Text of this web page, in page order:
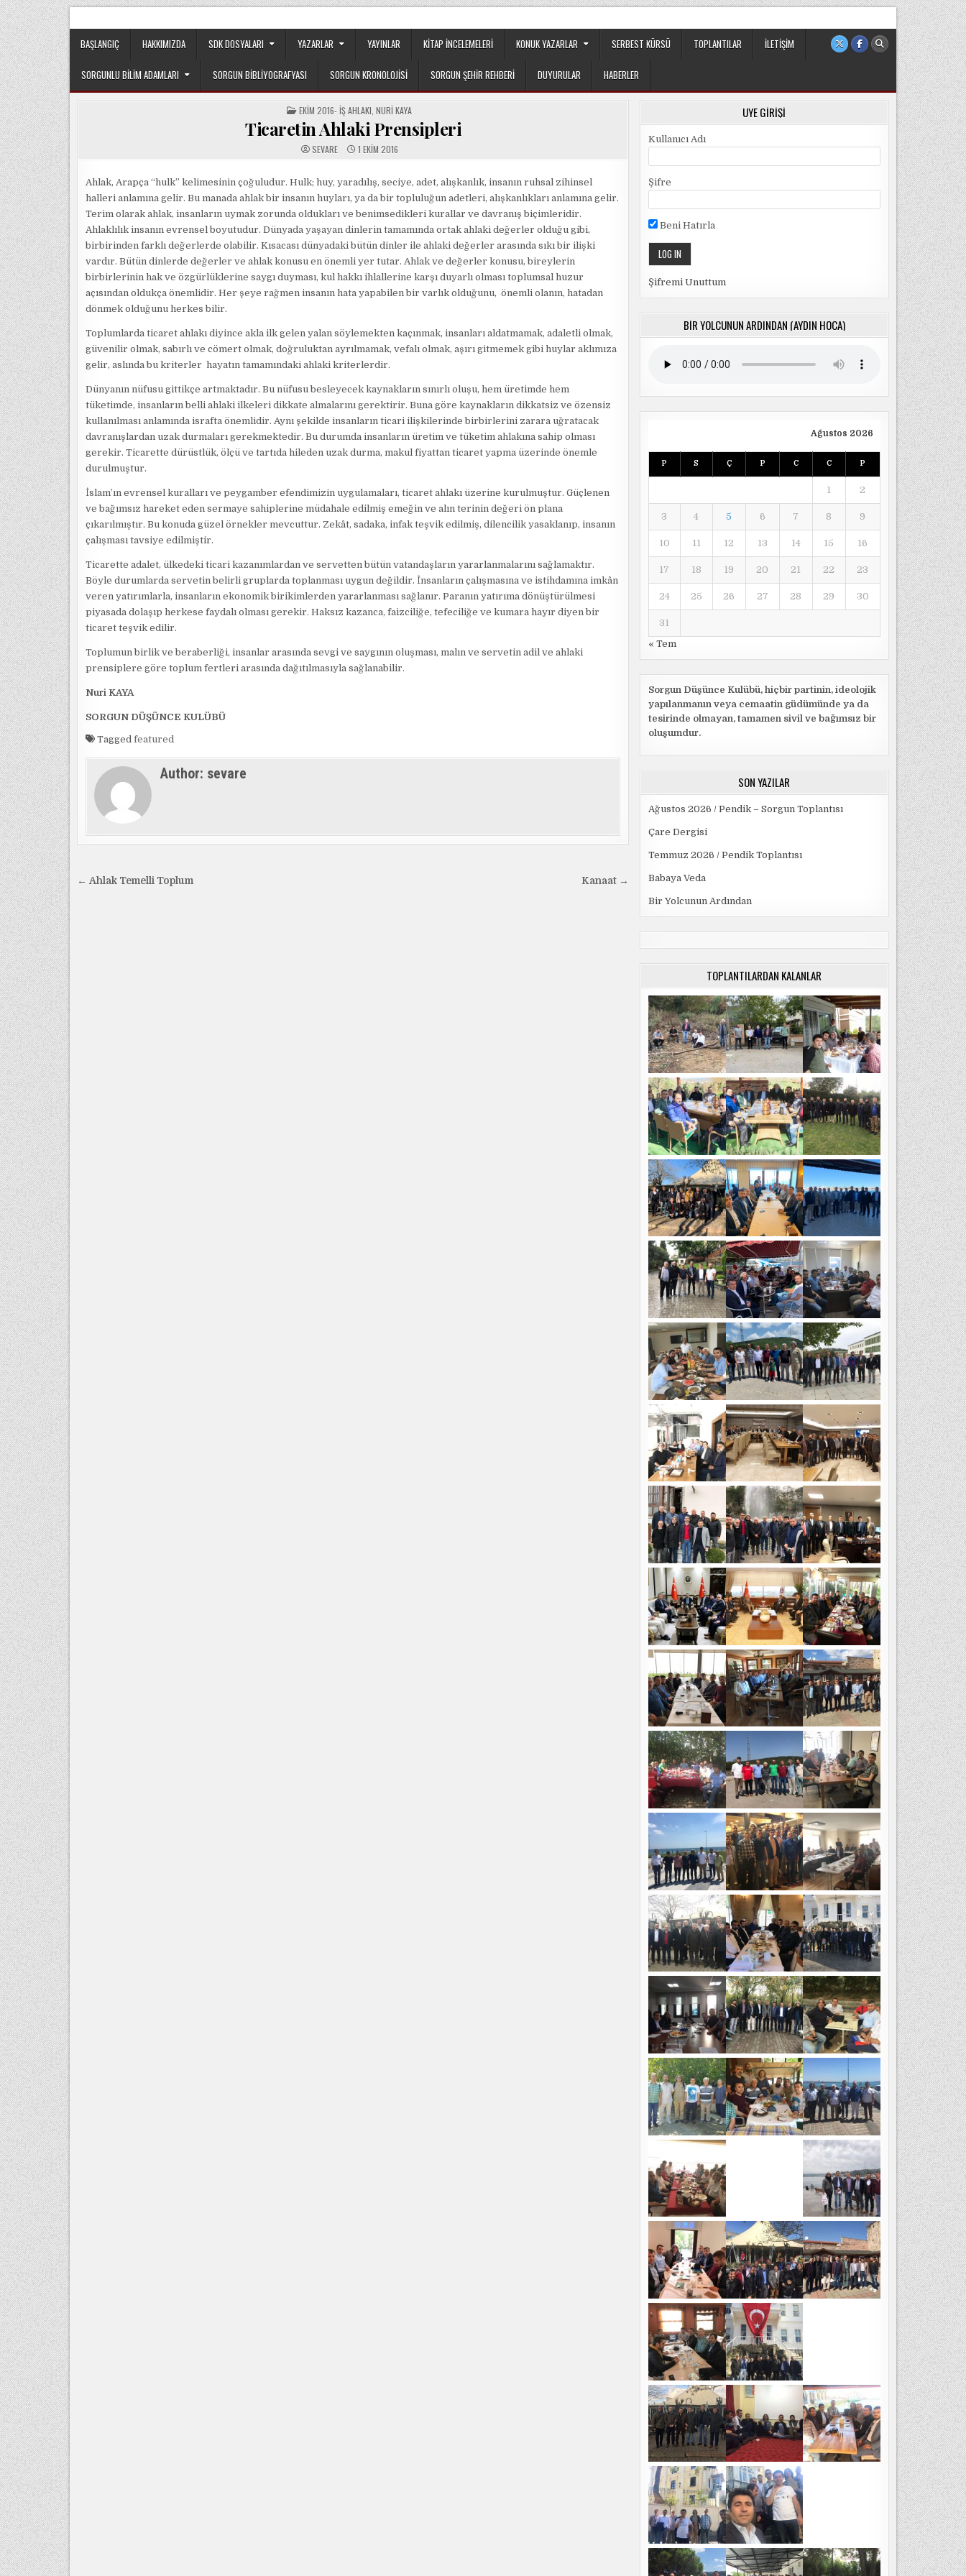
Skip
to
content
BAŞLANGIÇ HAKKIMIZDA SDK DOSYALARI YAZARLAR YAYINLAR KITAP İNCELEMELERI KONUK YAZARLAR SERBEST KÜRSÜ TOPLANTILAR İLETIŞIM
SORGUNLU BILIM ADAMLARI SORGUN BIBLIYOGRAFYASI SORGUN KRONOLOJISI SORGUN ŞEHIR REHBERI DUYURULAR HABERLER
POSTED
IN
EKIM 2016- İŞ AHLAKI ,NURI KAYA
Ticaretin Ahlaki Prensipleri
SEVARE 1 EKIM 2016
Ahlak, Arapça “hulk” kelimesinin çoğuludur. Hulk; huy, yaradılış, seciye, adet, alışkanlık, insanın ruhsal zihinsel
halleri anlamına gelir. Bu manada ahlak bir insanın huyları, ya da bir topluluğun adetleri, alışkanlıkları anlamına gelir.
Terim olarak ahlak, insanların uymak zorunda oldukları ve benimsedikleri kurallar ve davranış biçimleridir.
Ahlaklılık insanın evrensel boyutudur. Dünyada yaşayan dinlerin tamamında ortak ahlaki değerler olduğu gibi,
birbirinden farklı değerlerde olabilir. Kısacası dünyadaki bütün dinler ile ahlaki değerler arasında sıkı bir ilişki
vardır. Bütün dinlerde değerler ve ahlak konusu en önemli yer tutar. Ahlak ve değerler konusu, bireylerin
birbirlerinin hak ve özgürlüklerine saygı duyması, kul hakkı ihlallerine karşı duyarlı olması toplumsal huzur
açısından oldukça önemlidir. Her şeye rağmen insanın hata yapabilen bir varlık olduğunu, önemli olanın, hatadan
dönmek olduğunu herkes bilir.
Toplumlarda ticaret ahlakı diyince akla ilk gelen yalan söylemekten kaçınmak, insanları aldatmamak, adaletli olmak,
güvenilir olmak, sabırlı ve cömert olmak, doğruluktan ayrılmamak, vefalı olmak, aşırı gitmemek gibi huylar aklımıza
gelir, aslında bu kriterler hayatın tamamındaki ahlaki kriterlerdir.
Dünyanın nüfusu gittikçe artmaktadır. Bu nüfusu besleyecek kaynakların sınırlı oluşu, hem üretimde hem
tüketimde, insanların belli ahlaki ilkeleri dikkate almalarını gerektirir. Buna göre kaynakların dikkatsiz ve özensiz
kullanılması anlamında israfta önemlidir. Aynı şekilde insanların ticari ilişkilerinde birbirlerini zarara uğratacak
davranışlardan uzak durmaları gerekmektedir. Bu durumda insanların üretim ve tüketim ahlakına sahip olması
gerekir. Ticarette dürüstlük, ölçü ve tartıda hileden uzak durma, makul fiyattan ticaret yapma üzerinde önemle
durulmuştur.
İslam’ın evrensel kuralları ve peygamber efendimizin uygulamaları, ticaret ahlakı üzerine kurulmuştur. Güçlenen
ve bağımsız hareket eden sermaye sahiplerine müdahale edilmiş emeğin ve alın terinin değeri ön plana
çıkarılmıştır. Bu konuda güzel örnekler mevcuttur. Zekât, sadaka, infak teşvik edilmiş, dilencilik yasaklanıp, insanın
çalışması tavsiye edilmiştir.
Ticarette adalet, ülkedeki ticari kazanımlardan ve servetten bütün vatandaşların yararlanmalarını sağlamaktır.
Böyle durumlarda servetin belirli gruplarda toplanması uygun değildir. İnsanların çalışmasına ve istihdamına imkân
veren yatırımlarla, insanların ekonomik birikimlerden yararlanması sağlanır. Paranın yatırıma dönüştürülmesi
piyasada dolaşıp herkese faydalı olması gerekir. Haksız kazanca, faizciliğe, tefeciliğe ve kumara hayır diyen bir
ticaret teşvik edilir.
Toplumun birlik ve beraberliği, insanlar arasında sevgi ve saygının oluşması, malın ve servetin adil ve ahlaki
prensiplere göre toplum fertleri arasında dağıtılmasıyla sağlanabilir.
Nuri KAYA
SORGUN DÜŞÜNCE KULÜBÜ
Tagged featured
Author: sevare
Yazı Kanaat →
← Ahlak Temelli Toplum
ÜYE GIRIŞI
Kullanıcı Adı
Şifre
Beni Hatırla
Şifremi Unuttum
BIR YOLCUNUN ARDINDAN (AYDIN HOCA)
Ağustos 2026
P S Ç P C C P
1 2
3 4 5 6 7 8 9
10 11 12 13 14 15 16
17 18 19 20 21 22 23
24 25 26 27 28 29 30
31
« Tem
Sorgun Düşünce Kulübü, hiçbir partinin, ideolojik
yapılanmanın veya cemaatin güdümünde ya da
tesirinde olmayan, tamamen sivil ve bağımsız bir
oluşumdur.
SON YAZILAR
Ağustos 2026 / Pendik – Sorgun Toplantısı
Çare Dergisi
Temmuz 2026 / Pendik Toplantısı
Babaya Veda
Bir Yolcunun Ardından
TOPLANTILARDAN KALANLAR